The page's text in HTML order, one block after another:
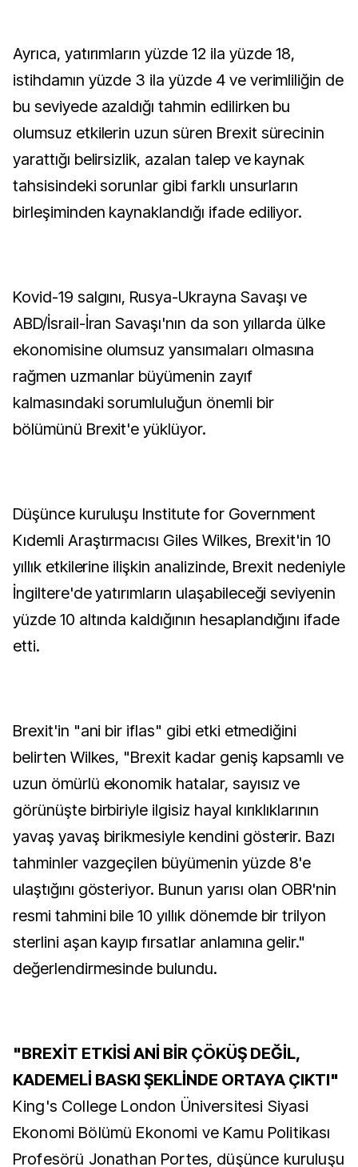
Ayrıca, yatırımların yüzde 12 ila yüzde 18,
istihdamın yüzde 3 ila yüzde 4 ve verimliliğin de
bu seviyede azaldığı tahmin edilirken bu
olumsuz etkilerin uzun süren Brexit sürecinin
yarattığı belirsizlik, azalan talep ve kaynak
tahsisindeki sorunlar gibi farklı unsurların
birleşiminden kaynaklandığı ifade ediliyor.
Kovid-19 salgını, Rusya-Ukrayna Savaşı ve
ABD/İsrail-İran Savaşı'nın da son yıllarda ülke
ekonomisine olumsuz yansımaları olmasına
rağmen uzmanlar büyümenin zayıf
kalmasındaki sorumluluğun önemli bir
bölümünü Brexit'e yüklüyor.
Düşünce kuruluşu Institute for Government
Kıdemli Araştırmacısı Giles Wilkes, Brexit'in 10
yıllık etkilerine ilişkin analizinde, Brexit nedeniyle
İngiltere'de yatırımların ulaşabileceği seviyenin
yüzde 10 altında kaldığının hesaplandığını ifade
etti.
Brexit'in "ani bir iflas" gibi etki etmediğini
belirten Wilkes, "Brexit kadar geniş kapsamlı ve
uzun ömürlü ekonomik hatalar, sayısız ve
görünüşte birbiriyle ilgisiz hayal kırıklıklarının
yavaş yavaş birikmesiyle kendini gösterir. Bazı
tahminler vazgeçilen büyümenin yüzde 8'e
ulaştığını gösteriyor. Bunun yarısı olan OBR'nin
resmi tahmini bile 10 yıllık dönemde bir trilyon
sterlini aşan kayıp fırsatlar anlamına gelir."
değerlendirmesinde bulundu.
"BREXİT ETKİSİ ANİ BİR ÇÖKÜŞ DEĞİL,
KADEMELİ BASKI ŞEKLİNDE ORTAYA ÇIKTI"
King's College London Üniversitesi Siyasi
Ekonomi Bölümü Ekonomi ve Kamu Politikası
Profesörü Jonathan Portes, düşünce kuruluşu